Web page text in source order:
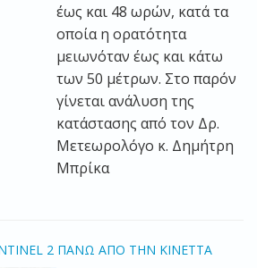
έως και 48 ωρών, κατά τα
οποία η ορατότητα
μειωνόταν έως και κάτω
των 50 μέτρων. Στο παρόν
γίνεται ανάλυση της
κατάστασης από τον Δρ.
Μετεωρολόγο κ. Δημήτρη
Μπρίκα
2 ΠΑΝΩ ΑΠΟ ΤΗΝ ΚΙΝΕΤΤΑ